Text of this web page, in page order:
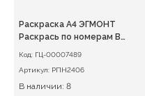
Раскраска А4 ЭГМОНТ
Раскрась по номерам В
Код: ГЦ-00007489
Артикул: РПН2406
В наличии: 8